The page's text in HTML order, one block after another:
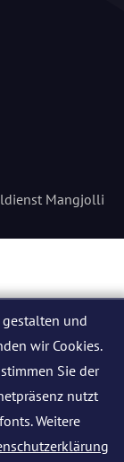
Mangjolli
gestalten und
wir Cookies.
Sie der
nutzt
Weitere